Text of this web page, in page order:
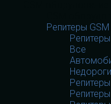
Репитеры
Все
Репитеры